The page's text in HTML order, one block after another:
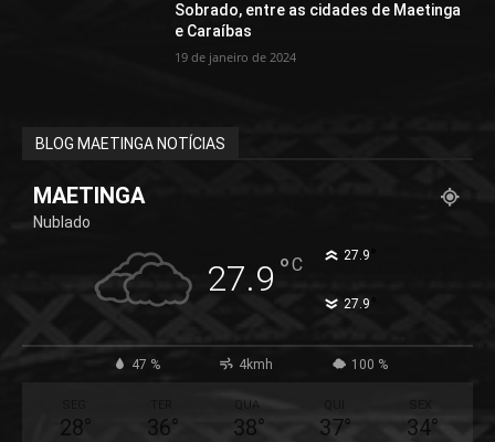
Sobrado, entre as cidades de Maetinga
e Caraíbas
19 de janeiro de 2024
BLOG MAETINGA NOTÍCIAS
MAETINGA
Nublado
27.9 °C 27.9
27.9
47 % 4kmh 100 %
28° 36°
QUA
38° 37° 34°